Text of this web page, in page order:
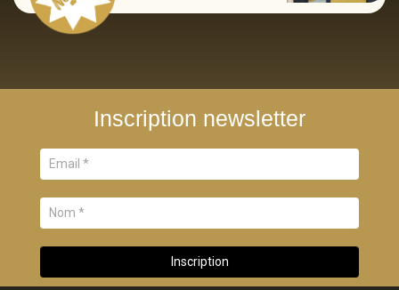
Inscription newsletter